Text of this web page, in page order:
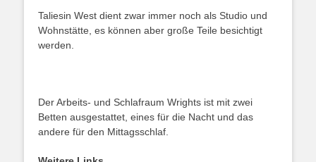
Taliesin West dient zwar immer noch als Studio und
Wohnstätte, es können aber große Teile besichtigt
werden.
Der Arbeits- und Schlafraum Wrights ist mit zwei
Betten ausgestattet, eines für die Nacht und das
andere für den Mittagsschlaf.